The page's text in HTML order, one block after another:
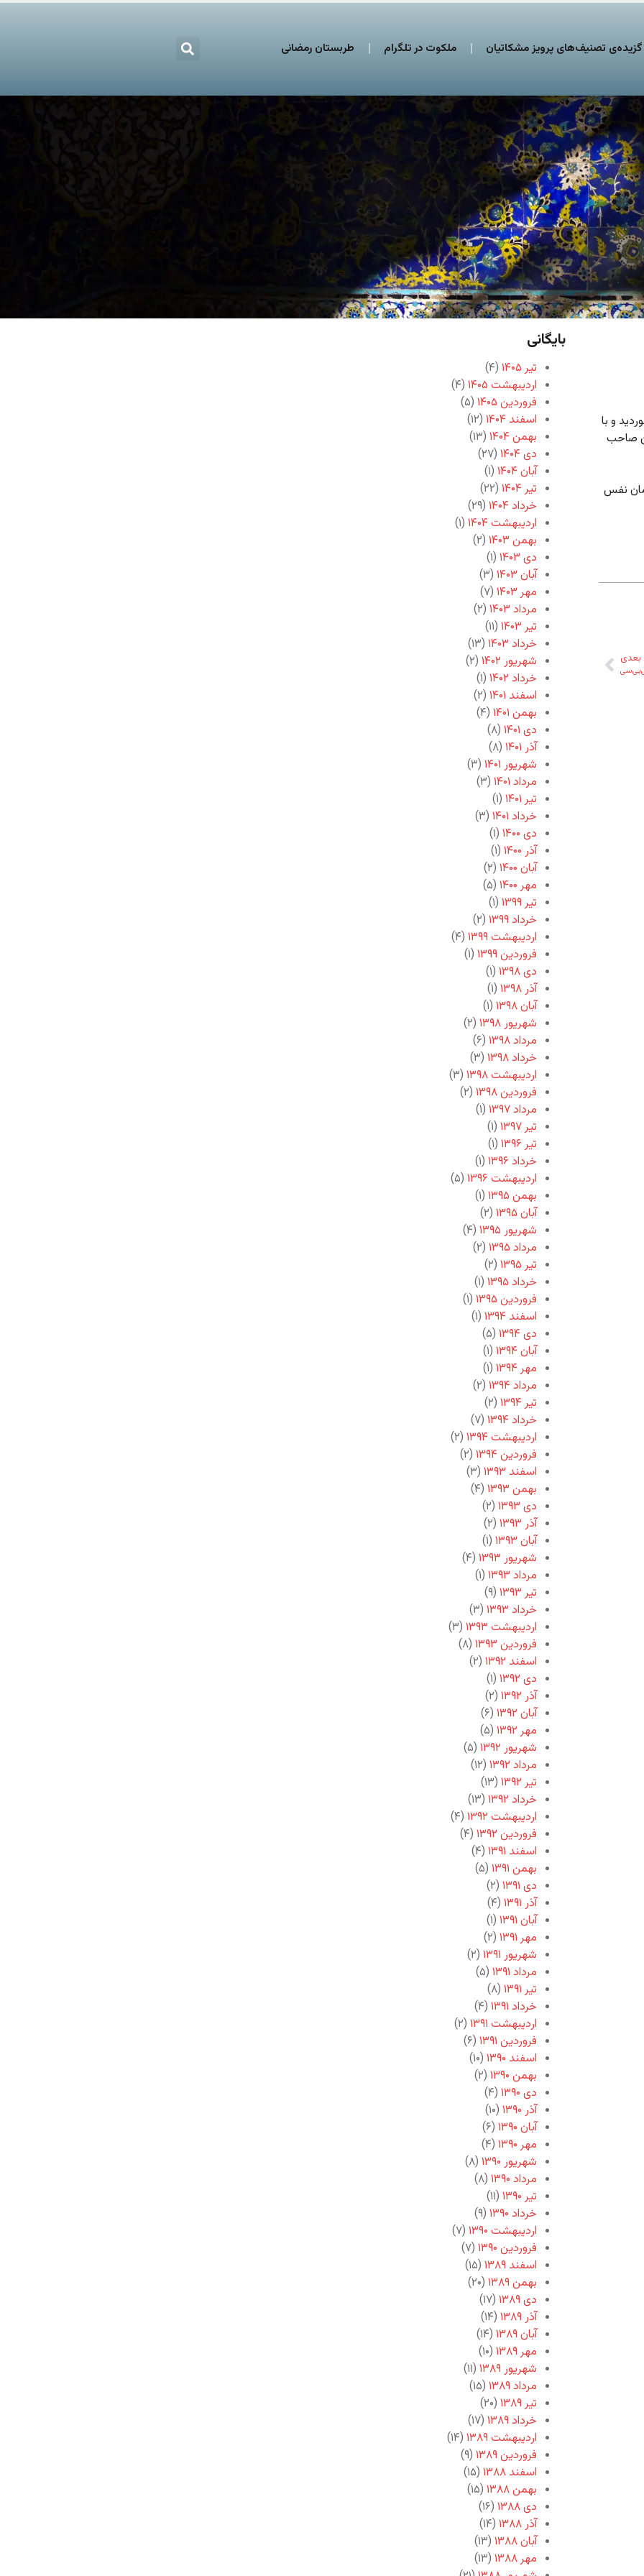
گزیده‌ی تصنیف‌های پرویز مشکاتیان ملکوت در تلگرام طربستان رمضانی
و با
صاحب
نفس
بایگانی
تیر ۱۴۰۵
(۴)
اردیبهشت ۱۴۰۵
(۴)
فروردین ۱۴۰۵
(۵)
اسفند ۱۴۰۴
(۱۲)
بهمن ۱۴۰۴
(۱۳)
دی ۱۴۰۴
(۲۷)
آبان ۱۴۰۴
(۱)
تیر ۱۴۰۴
(۲۲)
خرداد ۱۴۰۴
(۲۹)
اردیبهشت ۱۴۰۴
(۱)
بهمن ۱۴۰۳
(۲)
دی ۱۴۰۳
(۱)
آبان ۱۴۰۳
(۳)
مهر ۱۴۰۳
(۷)
مرداد ۱۴۰۳
(۲)
تیر ۱۴۰۳
(۱۱)
خرداد ۱۴۰۳
(۱۳)
شهریور ۱۴۰۲
(۲)
خرداد ۱۴۰۲
(۱)
اسفند ۱۴۰۱
(۲)
بهمن ۱۴۰۱
(۴)
دی ۱۴۰۱
(۸)
آذر ۱۴۰۱
(۸)
شهریور ۱۴۰۱
(۳)
مرداد ۱۴۰۱
(۳)
تیر ۱۴۰۱
(۱)
خرداد ۱۴۰۱
(۳)
دی ۱۴۰۰
(۱)
آذر ۱۴۰۰
(۱)
آبان ۱۴۰۰
(۲)
مهر ۱۴۰۰
(۵)
تیر ۱۳۹۹
(۱)
خرداد ۱۳۹۹
(۲)
اردیبهشت ۱۳۹۹
(۴)
فروردین ۱۳۹۹
(۱)
دی ۱۳۹۸
(۱)
آذر ۱۳۹۸
(۱)
آبان ۱۳۹۸
(۱)
شهریور ۱۳۹۸
(۲)
مرداد ۱۳۹۸
(۶)
خرداد ۱۳۹۸
(۳)
اردیبهشت ۱۳۹۸
(۳)
فروردین ۱۳۹۸
(۲)
مرداد ۱۳۹۷
(۱)
تیر ۱۳۹۷
(۱)
تیر ۱۳۹۶
(۱)
خرداد ۱۳۹۶
(۱)
اردیبهشت ۱۳۹۶
(۵)
بهمن ۱۳۹۵
(۱)
آبان ۱۳۹۵
(۲)
شهریور ۱۳۹۵
(۴)
مرداد ۱۳۹۵
(۲)
تیر ۱۳۹۵
(۲)
خرداد ۱۳۹۵
(۱)
فروردین ۱۳۹۵
(۱)
اسفند ۱۳۹۴
(۱)
دی ۱۳۹۴
(۵)
آبان ۱۳۹۴
(۱)
مهر ۱۳۹۴
(۱)
مرداد ۱۳۹۴
(۲)
تیر ۱۳۹۴
(۲)
خرداد ۱۳۹۴
(۷)
اردیبهشت ۱۳۹۴
(۲)
فروردین ۱۳۹۴
(۲)
اسفند ۱۳۹۳
(۳)
بهمن ۱۳۹۳
(۴)
دی ۱۳۹۳
(۲)
آذر ۱۳۹۳
(۲)
آبان ۱۳۹۳
(۱)
شهریور ۱۳۹۳
(۴)
مرداد ۱۳۹۳
(۱)
تیر ۱۳۹۳
(۹)
خرداد ۱۳۹۳
(۳)
اردیبهشت ۱۳۹۳
(۳)
فروردین ۱۳۹۳
(۸)
اسفند ۱۳۹۲
(۲)
دی ۱۳۹۲
(۱)
آذر ۱۳۹۲
(۲)
آبان ۱۳۹۲
(۶)
مهر ۱۳۹۲
(۵)
شهریور ۱۳۹۲
(۵)
مرداد ۱۳۹۲
(۱۲)
تیر ۱۳۹۲
(۱۳)
خرداد ۱۳۹۲
(۱۳)
اردیبهشت ۱۳۹۲
(۴)
فروردین ۱۳۹۲
(۴)
اسفند ۱۳۹۱
(۴)
بهمن ۱۳۹۱
(۵)
دی ۱۳۹۱
(۲)
آذر ۱۳۹۱
(۴)
آبان ۱۳۹۱
(۱)
مهر ۱۳۹۱
(۲)
شهریور ۱۳۹۱
(۲)
مرداد ۱۳۹۱
(۵)
تیر ۱۳۹۱
(۸)
خرداد ۱۳۹۱
(۴)
اردیبهشت ۱۳۹۱
(۲)
فروردین ۱۳۹۱
(۶)
اسفند ۱۳۹۰
(۱۰)
بهمن ۱۳۹۰
(۲)
دی ۱۳۹۰
(۴)
آذر ۱۳۹۰
(۱۰)
آبان ۱۳۹۰
(۶)
مهر ۱۳۹۰
(۴)
شهریور ۱۳۹۰
(۸)
مرداد ۱۳۹۰
(۸)
تیر ۱۳۹۰
(۱۱)
خرداد ۱۳۹۰
(۹)
اردیبهشت ۱۳۹۰
(۷)
فروردین ۱۳۹۰
(۷)
اسفند ۱۳۸۹
(۱۵)
بهمن ۱۳۸۹
(۲۰)
دی ۱۳۸۹
(۱۷)
آذر ۱۳۸۹
(۱۴)
آبان ۱۳۸۹
(۱۴)
مهر ۱۳۸۹
(۱۰)
شهریور ۱۳۸۹
(۱۱)
مرداد ۱۳۸۹
(۱۵)
تیر ۱۳۸۹
(۲۰)
خرداد ۱۳۸۹
(۱۷)
اردیبهشت ۱۳۸۹
(۱۴)
فروردین ۱۳۸۹
(۹)
اسفند ۱۳۸۸
(۱۵)
بهمن ۱۳۸۸
(۱۵)
دی ۱۳۸۸
(۱۶)
آذر ۱۳۸۸
(۱۴)
آبان ۱۳۸۸
(۱۳)
مهر ۱۳۸۸
(۱۳)